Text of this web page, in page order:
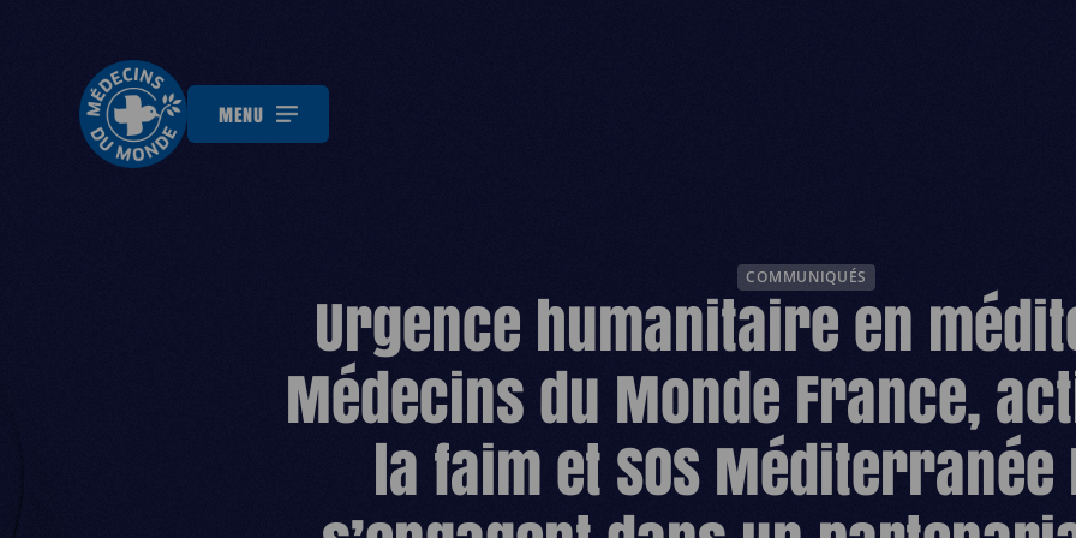
MENU ESPACE
COMMUNIQUÉS
Urgence humanitaire en
Médecins du Monde France,
la faim et SOS